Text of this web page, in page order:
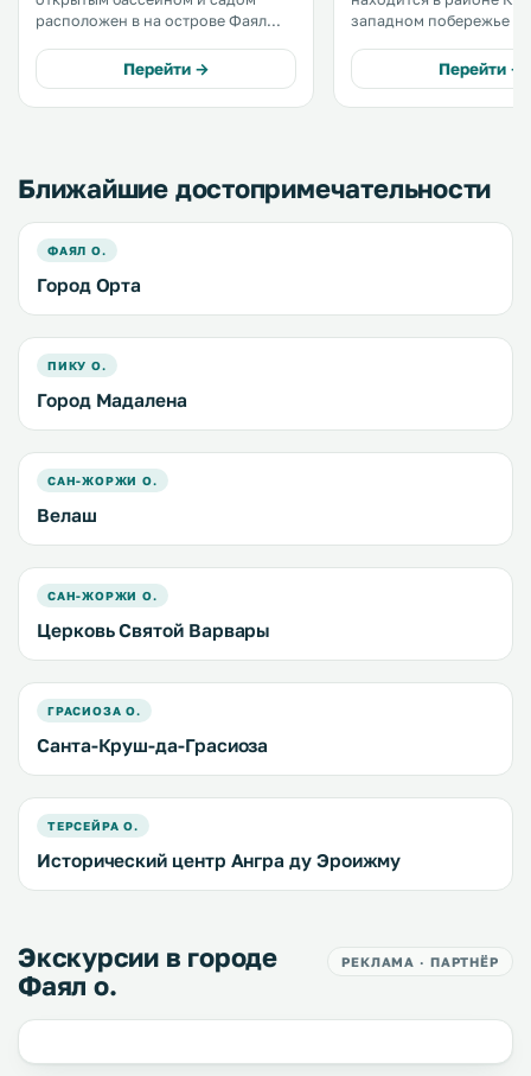
расположен в на острове Фаял
км от вулкана Капелинхос. К
услугам гостей загородного дома
Casal номера-студио и коттеджи. .
Перейти →
западном побережье
услугам гостей люкс и
апартаменты с
на Атлантический
Перейти →
Ближайшие достопримечательности
ФАЯЛ О.
Город Орта
ПИКУ О.
Город Мадалена
САН-ЖОРЖИ О.
Велаш
САН-ЖОРЖИ О.
Церковь Святой Варвары
ГРАСИОЗА О.
Санта-Круш-да-Грасиоза
ТЕРСЕЙРА О.
Исторический центр Ангра ду Эроижму
Экскурсии в городе
Фаял о.
РЕКЛАМА · ПАРТНЁР